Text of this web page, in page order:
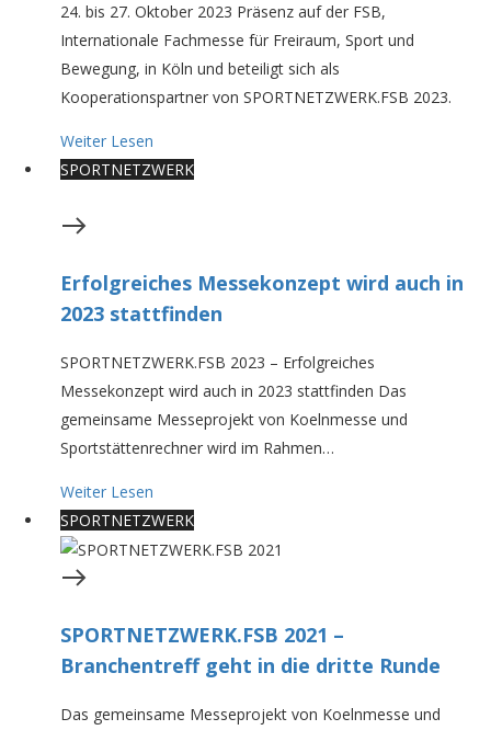
24. bis 27. Oktober 2023 Präsenz auf der FSB,
Internationale Fachmesse für Freiraum, Sport und
Bewegung, in Köln und beteiligt sich als
Kooperationspartner von SPORTNETZWERK.FSB 2023.
Weiter Lesen
SPORTNETZWERK
Erfolgreiches Messekonzept wird auch in
2023 stattfinden
SPORTNETZWERK.FSB 2023 – Erfolgreiches
Messekonzept wird auch in 2023 stattfinden Das
gemeinsame Messeprojekt von Koelnmesse und
Sportstättenrechner wird im Rahmen…
Weiter Lesen
SPORTNETZWERK
SPORTNETZWERK.FSB 2021 –
Branchentreff geht in die dritte Runde
Das gemeinsame Messeprojekt von Koelnmesse und